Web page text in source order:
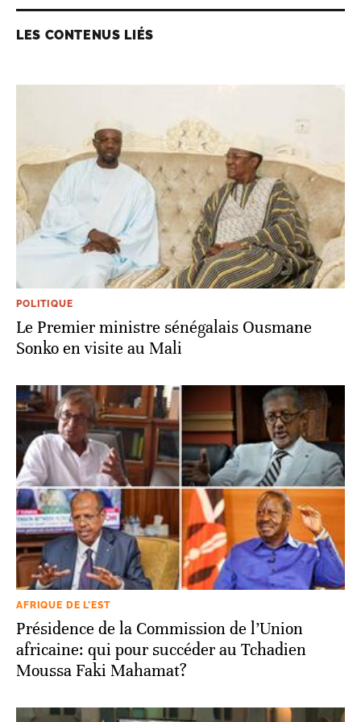
LES CONTENUS LIÉS
POLITIQUE
Le Premier ministre sénégalais Ousmane
Sonko en visite au Mali
AFRIQUE DE L’EST
Présidence de la Commission de l’Union
africaine: qui pour succéder au Tchadien
Moussa Faki Mahamat?